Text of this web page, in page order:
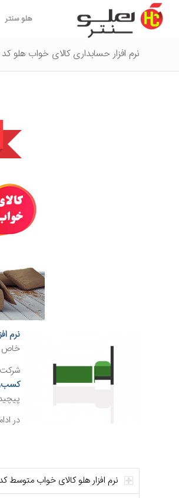
هلو سنتر
نرم افزار حسابداری کالای خواب هلو کد ۸۳۰۱۲
نرم
خاص
شرکت
در
نرم افزار هلو کالای خواب متوسط کد (۸۳۰۱۲) ۱۳.۷۰۰.۰۰۰